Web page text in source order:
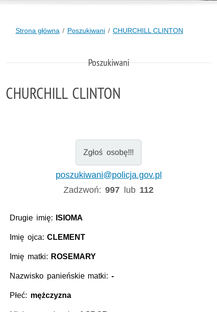
Strona główna Poszukiwani CHURCHILL CLINTON
Poszukiwani
CHURCHILL CLINTON
Zgłoś osobę!!!
poszukiwani@policja.gov.pl
Zadzwoń:997 lub 112
Drugie imię: ISIOMA
Imię ojca:CLEMENT
Imię matki: ROSEMARY
Nazwisko panieńskie matki: -
Płeć: mężczyzna